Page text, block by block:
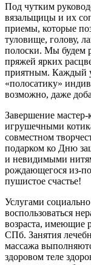
Под чутким
вязальщицы и их
приемы, которые
туловище, голову,
полоски. Мы будем
пряжей ярких
приятным. Каждый
«полосатику»
возможно, даже
Завершение мастер-
игрушечными
совместном
подарком ко Дню
и невидимыми
рождающегося из-
пушистое счастье!
Услугами
воспользоваться
возраста, имеющие
СПб. Занятия
массажа
здоровом теле